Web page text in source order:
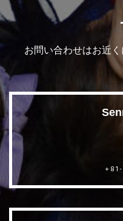
お問い合わせはお近